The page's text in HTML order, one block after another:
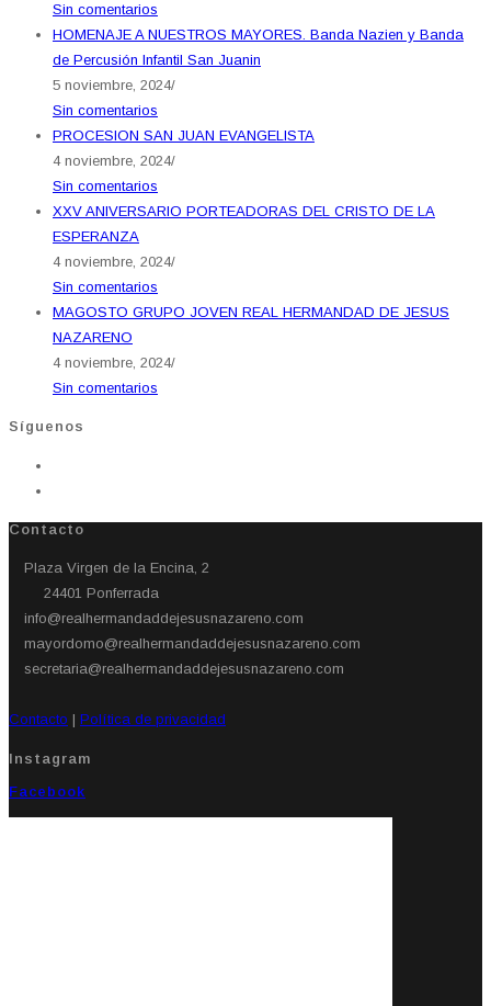
Sin comentarios
HOMENAJE A NUESTROS MAYORES. Banda Nazien y Banda
de Percusión Infantil San Juanin
5 noviembre, 2024/
Sin comentarios
PROCESION SAN JUAN EVANGELISTA
4 noviembre, 2024/
Sin comentarios
XXV ANIVERSARIO PORTEADORAS DEL CRISTO DE LA
ESPERANZA
4 noviembre, 2024/
Sin comentarios
MAGOSTO GRUPO JOVEN REAL HERMANDAD DE JESUS
NAZARENO
4 noviembre, 2024/
Sin comentarios
Síguenos
Contacto
Plaza Virgen de la Encina, 2
24401 Ponferrada​
info@realhermandaddejesusnazareno.com
mayordomo@realhermandaddejesusnazareno.com
secretaria@realhermandaddejesusnazareno.com
Contacto | Política de privacidad
Instagram
Facebook